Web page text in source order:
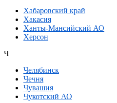
Хабаровский край
Хакасия
Ханты-Мансийский АО
Херсон
Ч
Челябинск
Чечня
Чувашия
Чукотский АО